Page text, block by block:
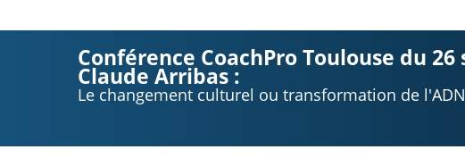
Conférence CoachPro Toulouse du
Claude Arribas :
Le changement culturel ou transformation de